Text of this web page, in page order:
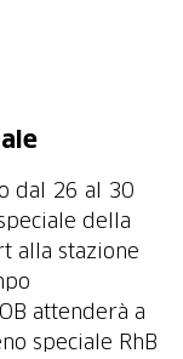
dal 26 al 30
della
alla stazione
attenderà a
speciale RhB